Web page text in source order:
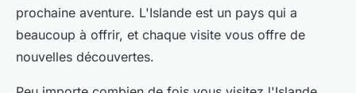
prochaine aventure. L'Islande est un pays qui a
beaucoup à offrir, et chaque visite vous offre de
nouvelles découvertes.